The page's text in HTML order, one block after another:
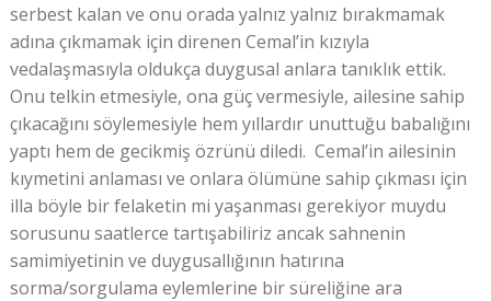
serbest kalan ve onu orada yalnız yalnız bırakmamak
adına çıkmamak için direnen Cemal’in kızıyla
vedalaşmasıyla oldukça duygusal anlara tanıklık ettik.
Onu telkin etmesiyle, ona güç vermesiyle, ailesine sahip
çıkacağını söylemesiyle hem yıllardır unuttuğu babalığını
yaptı hem de gecikmiş özrünü diledi. Cemal’in ailesinin
kıymetini anlaması ve onlara ölümüne sahip çıkması için
illa böyle bir felaketin mi yaşanması gerekiyor muydu
sorusunu saatlerce tartışabiliriz ancak sahnenin
samimiyetinin ve duygusallığının hatırına
sorma/sorgulama eylemlerine bir süreliğine ara